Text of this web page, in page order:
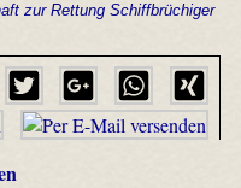
zur Rettung Schiffbrüchiger